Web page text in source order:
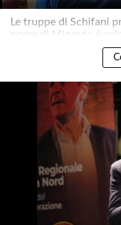
Le truppe di Schifani
nome di Minardo è